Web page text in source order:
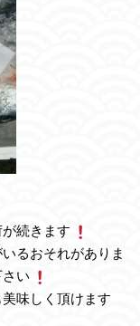
続きます
るおそれがありま
い
味しく頂けます